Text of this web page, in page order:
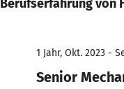
Berufserfahrung von
1 Jahr, Okt. 2023 -
Senior